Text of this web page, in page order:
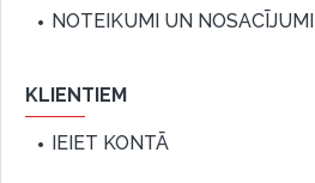
NOTEIKUMI UN NOSACĪJUMI
KLIENTIEM
IEIET KONTĀ